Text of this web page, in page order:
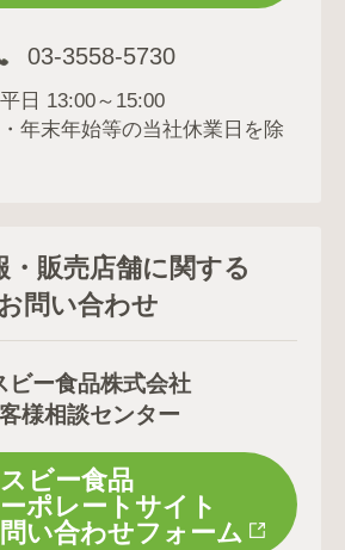
03-3558-5730
日 13:00～15:00
・年末年始等の当社休業日を除
・販売店舗に関する
問い合わせ
ビー食品株式会社
様相談センター
ビー食品
ポレートサイト
い合わせフォーム